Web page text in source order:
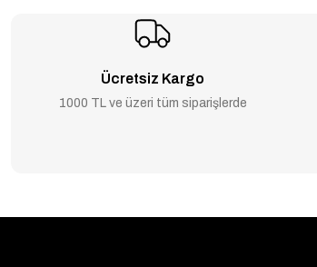
Ücretsiz Kargo
1000 TL ve üzeri tüm siparişlerde